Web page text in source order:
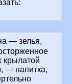
— зелья,
крылатой
— напитка,